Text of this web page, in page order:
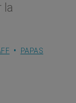
la
PAPAS